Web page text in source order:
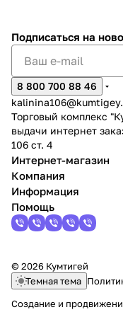
Подписаться на
8 800 700 88 46
Торговый комплекс
выдачи интернет
106 ст. 4
Интернет-магазин
Компания
Информация
Помощь
© 2026 Кумтигей
Темная тема
Создание и